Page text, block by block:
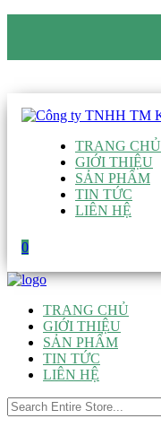
TRANG CHỦ
GIỚI THIỆU
SẢN PHẨM
TIN TỨC
LIÊN HỆ
0
TRANG CHỦ
GIỚI THIỆU
SẢN PHẨM
TIN TỨC
LIÊN HỆ